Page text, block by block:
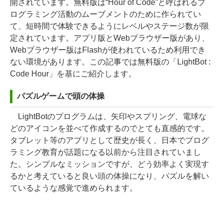
開されています。無料版は“Hour of Code”と呼ばれるプ
ログラミング活動のムーブメントのために作られてい
て、短時間で体験できるようにレベルやステージ数が限
定されています。アプリ版とWebブラウザー版があり、
Webブラウザー版はFlashが使われているため利用でき
ない環境があります。この記事では無料版の「LightBot :
Code Hour」を基にご紹介します。
パズルゲームで頭の体操
LightBotのプログラムは、矢印やスプリング、電球な
どのアイコンを並べて作成するのでとても直感的です。
タブレット等のアプリとして歴史が長く、日本でプログ
ラミング教育が話題になる以前から注目されていまし
た。シンプルなミッションですが、どう効率よく実現す
るかと考えていると良い頭の体操になり、パズルを解い
ているような感覚で進められます。